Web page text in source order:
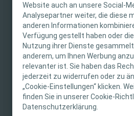
Website auch an unsere Social-
Analysepartner weiter, die diese
anderen Informationen
Verfügung gestellt haben oder
Nutzung ihrer Dienste
anderem, um Ihnen Werbung
relevanter ist. Sie haben das
jederzeit zu widerrufen oder zu
„Cookie-Einstellungen“ klicken.
finden Sie in unserer Cookie-
Datenschutzerklärung.
Diese Website richtet sich nur
Fachpersonal. Der Inhalt der
fachliche Informations- und
bestimmt. Coloplast bietet
medizinischen Rat. Die
individuelle
medizinischen
Produktinformationen zu den
Produkten, einschließlich
Superabsorberist ein weicher,
Wundverband, der sehr große
aufnehmen kann. Gleichzeitig
Wundränder und die
Haut vor Mazeration.Absorbiert,
Exsudat sicher zurück!
Aufgepasst: Du bist
möchtest Dich selbst durch ein
Mustervon unseren Produkten